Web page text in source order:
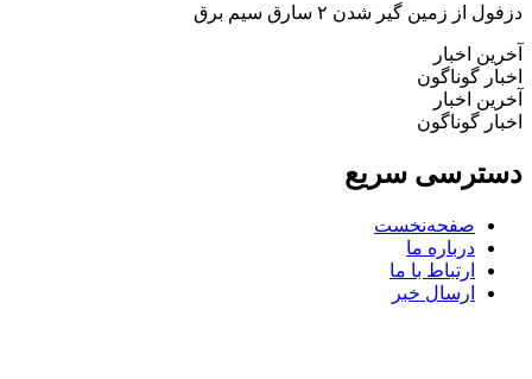
زمین گیر شدن ۲ سارق سیم برق
اخبار
گوناگون
اخبار
گوناگون
سریع
صفحه‌نخست
درباره ما
ارتباط با ما
ارسال خبر